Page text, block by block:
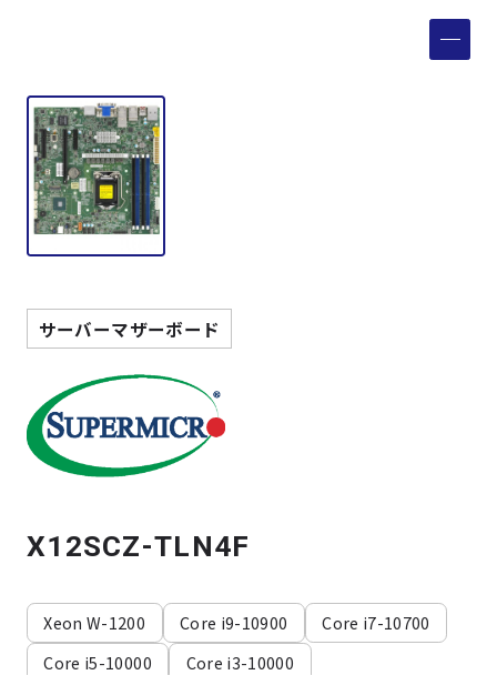
よくある質問
事例
サポート
サーバーマザーボード
X12SCZ-TLN4F
Xeon W-1200 Core i9-10900
Core i7-10700
Core i5-10000
Core i3-10000